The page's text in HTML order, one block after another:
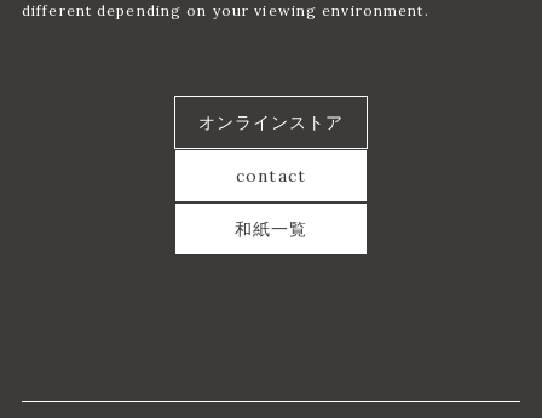
different depending on your viewing environment.
和紙一覧
オンラインストア
contact